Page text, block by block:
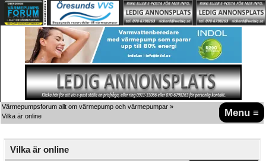
Menu ≡
Värmepumpsforum allt om värmepump och värmepumpar »
Vilka är online
Vilka är online